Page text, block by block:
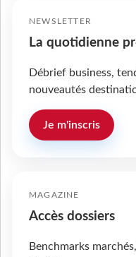
NEWSLETTER
La quotidienne
Débrief business,
nouveautés
Je m'inscris
MAGAZINE
Accès dossiers
Benchmarks